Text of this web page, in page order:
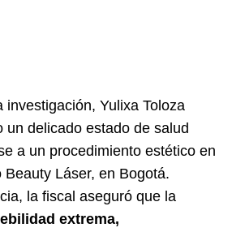
investigación, Yulixa Toloza
un delicado estado de salud
a un procedimiento estético en
Láser, en Bogotá.
la fiscal aseguró que la
extrema,